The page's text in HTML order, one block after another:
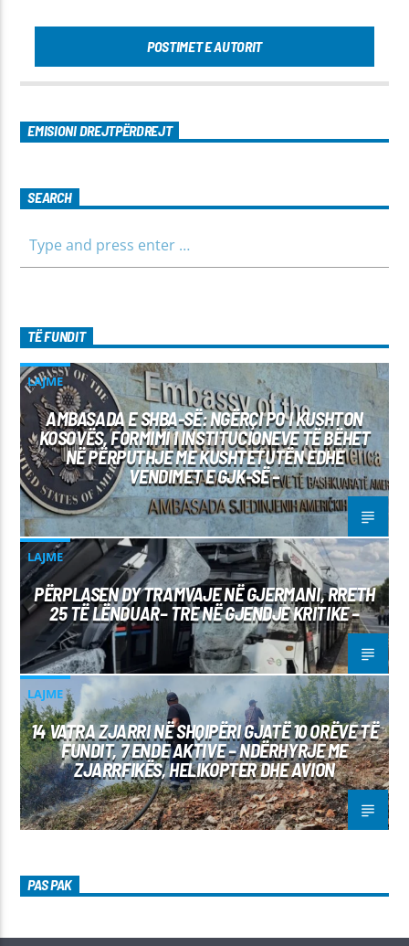
POSTIMET E AUTORIT
EMISIONI DREJTPËRDREJT
SEARCH
TË FUNDIT
LAJME
AMBASADA E SHBA-SË: NGËRÇI PO I KUSHTON
KOSOVËS, FORMIMI I INSTITUCIONEVE TË BËHET
NË PËRPUTHJE ME KUSHTETUTËN EDHE
VENDIMET E GJK-SË –
LAJME
PËRPLASEN DY TRAMVAJE NË GJERMANI, RRETH
25 TË LËNDUAR– TRE NË GJENDJE KRITIKE –
LAJME
14 VATRA ZJARRI NË SHQIPËRI GJATË 10 ORËVE TË
FUNDIT, 7 ENDE AKTIVE – NDËRHYRJE ME
ZJARRFIKËS, HELIKOPTER DHE AVION
PAS PAK